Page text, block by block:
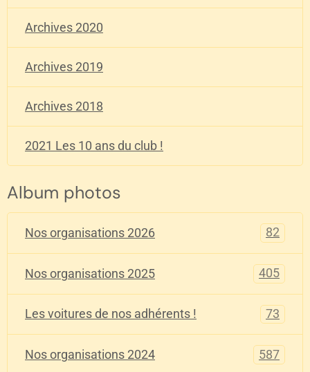
Archives 2020
Archives 2019
Archives 2018
2021 Les 10 ans du club !
Album photos
Nos organisations 2026 82
Nos organisations 2025 405
Les voitures de nos adhérents ! 73
Nos organisations 2024 587